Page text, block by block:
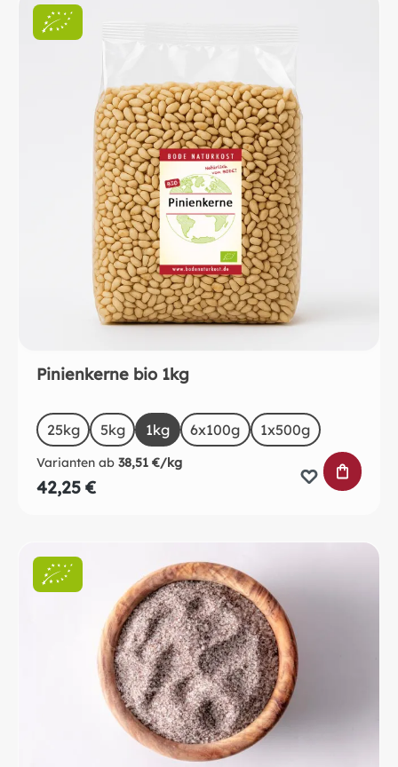
Pinienkerne bio 1kg
Sizeauswählen
25kg 5kg 1kg 6x100g 1x500g
Varianten ab 38,51 €/kg
42,25 €
IN DEN